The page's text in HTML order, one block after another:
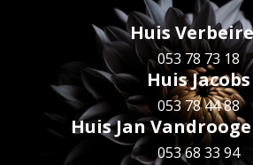
Huis
053 78 73 18
Huis Jacobs
053 78 44 88
Huis Jan
053 68 33 94